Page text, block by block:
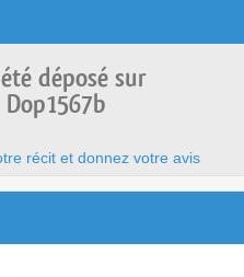
déposé sur
Dop1567b
récit et donnez votre avis